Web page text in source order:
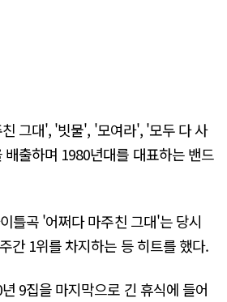
그대', '빗물', '모여라', '모두 다 사
출하며 1980년대를 대표하는 밴드
틀곡 '어쩌다 마주친 그대'는 당시
간 1위를 차지하는 등 히트를 했다.
9집을 마지막으로 긴 휴식에 들어